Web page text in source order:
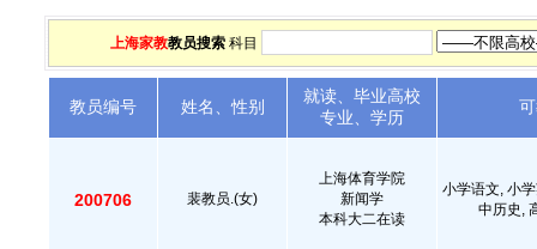
上海家教教员搜索 科目
教员编号 姓名、性别
就读、毕业高校
专业、学历
200706 裴教员.(女)
上海体育学院
新闻学
本科大二在读
小学语文, 小
中历史,